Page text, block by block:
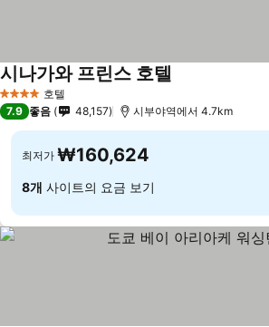
4 성급 호텔
시나가와 프린스 호텔
7.9 좋음 48,157 시부야역에서 4.7km
최저가 ₩160,624
8개 사이트의 요금 보기